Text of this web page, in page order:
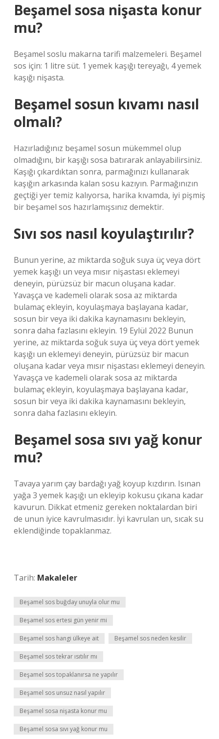
Beşamel sosa nişasta konur
mu?
Beşamel soslu makarna tarifi malzemeleri. Beşamel
sos için: 1 litre süt. 1 yemek kaşığı tereyağı, 4 yemek
kaşığı nişasta.
Beşamel sosun kıvamı nasıl
olmalı?
Hazırladığınız beşamel sosun mükemmel olup
olmadığını, bir kaşığı sosa batırarak anlayabilirsiniz.
Kaşığı çıkardıktan sonra, parmağınızı kullanarak
kaşığın arkasında kalan sosu kazıyın. Parmağınızın
geçtiği yer temiz kalıyorsa, harika kıvamda, iyi pişmiş
bir beşamel sos hazırlamışsınız demektir.
Sıvı sos nasıl koyulaştırılır?
Bunun yerine, az miktarda soğuk suya üç veya dört
yemek kaşığı un veya mısır nişastası eklemeyi
deneyin, pürüzsüz bir macun oluşana kadar.
Yavaşça ve kademeli olarak sosa az miktarda
bulamaç ekleyin, koyulaşmaya başlayana kadar,
sosun bir veya iki dakika kaynamasını bekleyin,
sonra daha fazlasını ekleyin. 19 Eylül 2022 Bunun
yerine, az miktarda soğuk suya üç veya dört yemek
kaşığı un eklemeyi deneyin, pürüzsüz bir macun
oluşana kadar veya mısır nişastası eklemeyi deneyin.
Yavaşça ve kademeli olarak sosa az miktarda
bulamaç ekleyin, koyulaşmaya başlayana kadar,
sosun bir veya iki dakika kaynamasını bekleyin,
sonra daha fazlasını ekleyin.
Beşamel sosa sıvı yağ konur
mu?
Tavaya yarım çay bardağı yağ koyup kızdırın. Isınan
yağa 3 yemek kaşığı un ekleyip kokusu çıkana kadar
kavurun. Dikkat etmeniz gereken noktalardan biri
de unun iyice kavrulmasıdır. İyi kavrulan un, sıcak su
eklendiğinde topaklanmaz.
Tarih: Makaleler
Beşamel sos buğday unuyla olur mu
Beşamel sos ertesi gün yenir mi
Beşamel sos hangi ülkeye ait Beşamel sos neden kesilir
Beşamel sos tekrar ısıtılır mı
Beşamel sos topaklanırsa ne yapılır
Beşamel sos unsuz nasıl yapılır
Beşamel sosa nişasta konur mu
Beşamel sosa sıvı yağ konur mu